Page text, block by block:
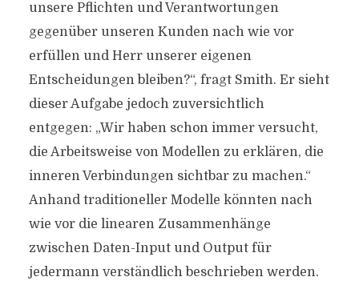
unsere Pflichten und Verantwortungen
gegenüber unseren Kunden nach wie vor
erfüllen und Herr unserer eigenen
Entscheidungen bleiben?“, fragt Smith. Er sieht
dieser Aufgabe jedoch zuversichtlich
entgegen: „Wir haben schon immer versucht,
die Arbeitsweise von Modellen zu erklären, die
inneren Verbindungen sichtbar zu machen.“
Anhand traditioneller Modelle könnten nach
wie vor die linearen Zusammenhänge
zwischen Daten-Input und Output für
jedermann verständlich beschrieben werden.